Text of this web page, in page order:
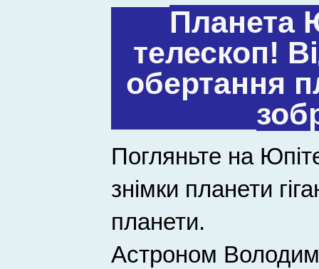
Планета
телескоп!
обертання
Погляньте на
знімки планети
планети.
Астроном